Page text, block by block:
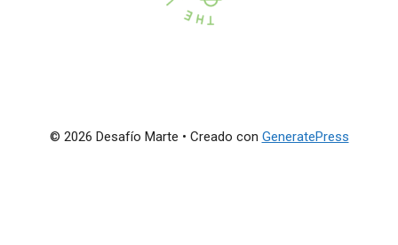
© 2026 Desafío Marte • Creado con GeneratePress